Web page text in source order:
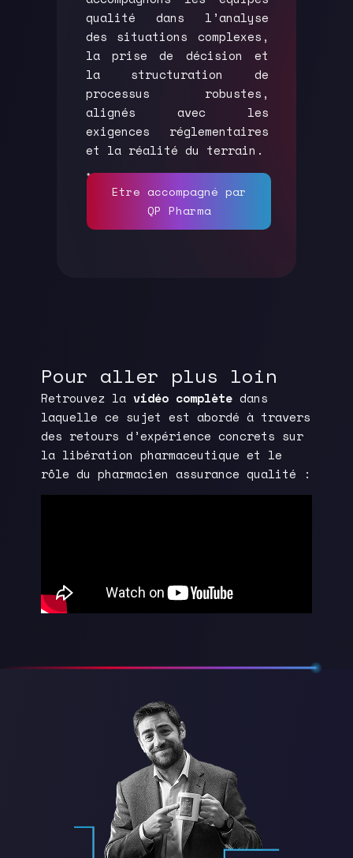
qualité dans l’analyse
des situations complexes,
la prise de décision et
la structuration de
processus robustes,
alignés avec les
exigences réglementaires
et la réalité du terrain.
Etre accompagné par
QP Pharma
Pour aller plus loin
Retrouvez lavidéo complète dans
laquelle ce sujet est abordé à travers
des retours d’expérience concrets sur
la libération pharmaceutique et le
rôle du pharmacien assurance qualité :